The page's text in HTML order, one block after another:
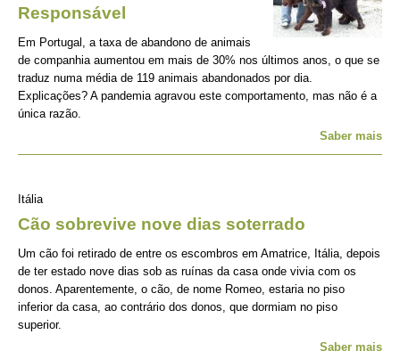
Responsável
Em Portugal, a taxa de abandono de animais
de companhia aumentou em mais de 30% nos últimos anos, o que se
traduz numa média de 119 animais abandonados por dia.
Explicações? A pandemia agravou este comportamento, mas não é a
única razão.
Saber mais
Itália
Cão sobrevive nove dias soterrado
Um cão foi retirado de entre os escombros em Amatrice, Itália, depois
de ter estado nove dias sob as ruínas da casa onde vivia com os
donos. Aparentemente, o cão, de nome Romeo, estaria no piso
inferior da casa, ao contrário dos donos, que dormiam no piso
superior.
Saber mais